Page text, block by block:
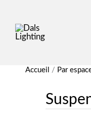
Accueil / Par